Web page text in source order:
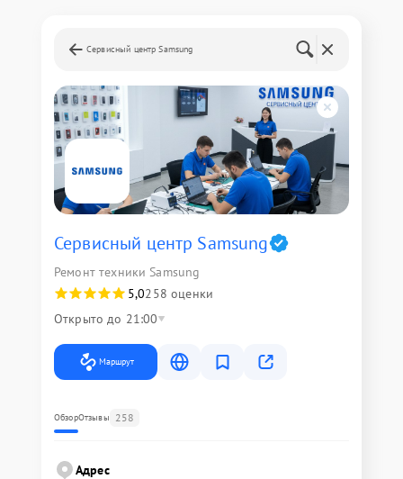
Сервисный центр Samsung
Сервисный центр Samsung
Ремонт техники Samsung
5,0258 оценки
Открыто до 21:00
Маршрут
ОбзорОтзывы 258
Адрес